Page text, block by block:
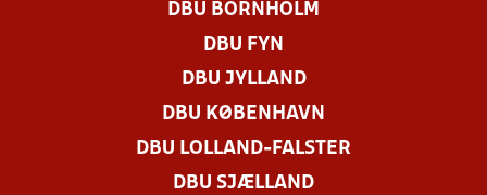
DBU BORNHOLM
DBU FYN
DBU JYLLAND
DBU KØBENHAVN
DBU LOLLAND-FALSTER
DBU SJÆLLAND